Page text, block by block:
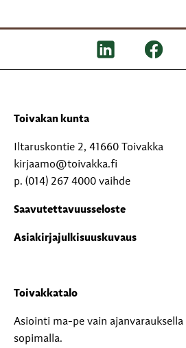
Toivakan kunta
Iltaruskontie 2, 41660 Toivakka
kirjaamo@toivakka.fi
p. (014) 267 4000 vaihde
Saavutettavuusseloste
Asiakirjajulkisuuskuvaus
Toivakkatalo
Asiointi ma-pe vain ajanvarauksella
sopimalla.